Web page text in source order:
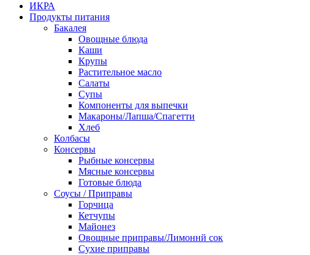
ИКРА
Продукты питания
Бакалея
Овощные блюда
Каши
Крупы
Растительное масло
Салаты
Супы
Компоненты для выпечки
Макароны/Лапша/Спагетти
Хлеб
Колбасы
Консервы
Рыбные консервы
Мясные консервы
Готовые блюда
Соусы / Приправы
Горчица
Кетчупы
Майонез
Овощные приправы/Лимоннй сок
Сухие приправы